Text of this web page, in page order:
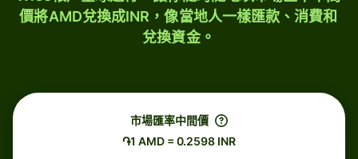
價將AMD兌換成INR，像當地人一樣匯款、消費和
兌換資金。
市場匯率中間價
֏1 AMD = 0.2598 INR